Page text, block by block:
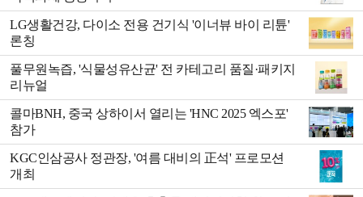
LG생활건강, 다이소 전용 건기식 '이너뷰 바이 리튠'
론칭
풀무원녹즙, '식물성유산균' 전 카테고리 품질·패키지
리뉴얼
콜마BNH, 중국 상하이서 열리는 'HNC 2025 엑스포'
참가
KGC인삼공사 정관장, '여름 대비의 正석' 프로모션
개최